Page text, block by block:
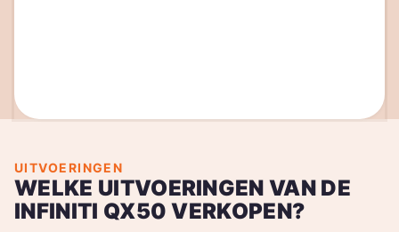
UITVOERINGEN
WELKE UITVOERINGEN VAN DE
INFINITI QX50 VERKOPEN?